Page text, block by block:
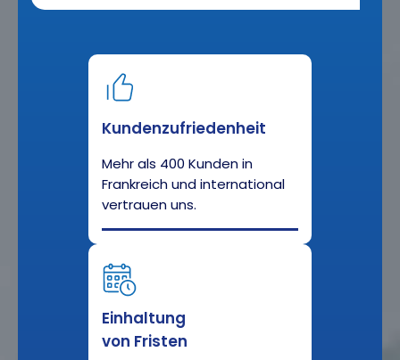
Kundenzufriedenheit
Mehr als 400 Kunden in
Frankreich und international
vertrauen uns.
Einhaltung
von Fristen